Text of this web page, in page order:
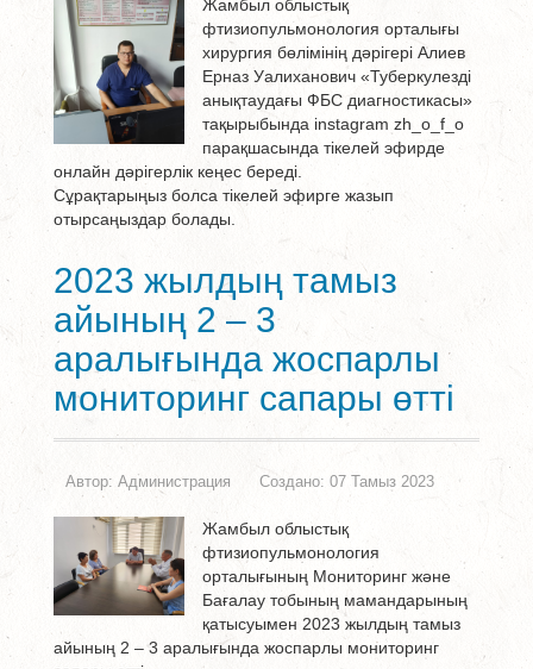
Жамбыл облыстық
фтизиопульмонология орталығы
хирургия бөлімінің дәрігері Алиев
Ерназ Уалиханович «Туберкулезді
анықтаудағы ФБС диагностикасы»
тақырыбында instagram zh_o_f_o
парақшасында тікелей эфирде
онлайн дәрігерлік кеңес береді.
Сұрақтарыңыз болса тікелей эфирге жазып
отырсаңыздар болады.
2023 жылдың тамыз
айының 2 – 3
аралығында жоспарлы
мониторинг сапары өтті
Автор: Администрация Создано: 07 Тамыз 2023
Жамбыл облыстық
фтизиопульмонология
орталығының Мониторинг және
Бағалау тобының мамандарының
қатысуымен 2023 жылдың тамыз
айының 2 – 3 аралығында жоспарлы мониторинг